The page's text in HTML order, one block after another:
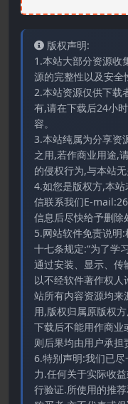
版权声明:
1.本站大部分资源收
源的完整性以及安全
2.本站资源仅供下载
有,请在下载后24小
容。
3.本站纯属为分享资
之用,若作商业用途,
的侵权行为,与本站无
4.如您是版权方,本
信联系我们E-
信息后尽快给予删除
5.网站软件免责说明
十七条规定:“为了学
通过安装、显示、传
以不经软件著作权人
站所有内容资源均来
用,版权归属原版权
下载后不能用作商
则后果均由用户承担
6.特别声明:我们已
力.任何关于实际收
行验证.所使用的推